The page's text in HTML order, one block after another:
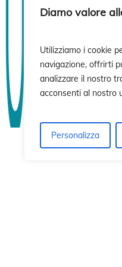
Diamo valore
Utilizziamo i cookie
navigazione, offrirti
analizzare il nostro
acconsenti al nostro
Personalizza